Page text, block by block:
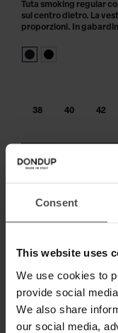
Consent
This website uses
We use cookies to
provide social
We also share
our social media,
38 40 42
Tuta smoking regular
sul centro dietro. La
proporzioni. In
SPECIFICHE TECNICHE
DIGITAL PRODUCT